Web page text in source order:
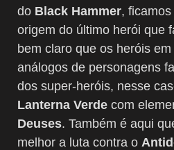
do Black Hammer,
origem do último herói que
bem claro que os heróis
análogos de personagens
dos super-heróis, nesse
Lanterna Verde com
Deuses. Também é aqui
melhor a luta contra o